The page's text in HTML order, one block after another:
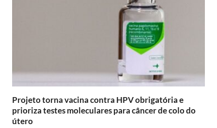
Projeto torna vacina contra HPV obrigatória e
prioriza testes moleculares para câncer de colo do
útero